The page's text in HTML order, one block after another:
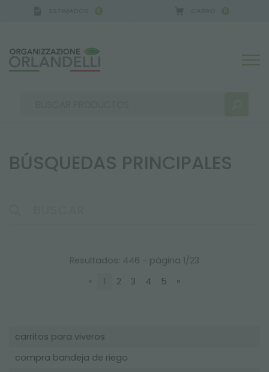
0 0
BÚSQUEDAS PRINCIPALES
Resultados: 446 - página 1/23
«
1 2 3 4 5 »
carritos para viveros
compra bandeja de riego